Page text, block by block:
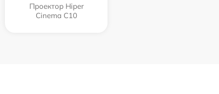
Проектор Hiper
Cinema C10